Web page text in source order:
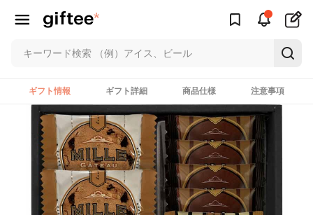
ギフト情報 ギフト詳細 商品仕様 注意事項